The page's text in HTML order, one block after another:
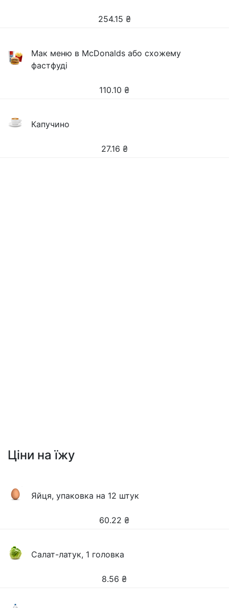
254.15 ₴
Мак меню в McDonalds або схожему
фастфуді
110.10 ₴
Капучино
27.16 ₴
Ціни на їжу
Яйця, упаковка на 12 штук
60.22 ₴
Салат-латук, 1 головка
8.56 ₴